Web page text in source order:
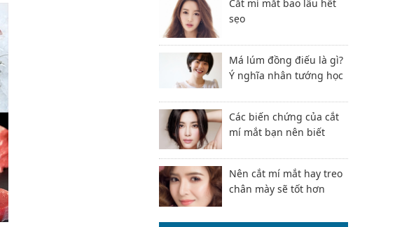
Cắt mí mắt bao lâu hết
sẹo
Má lúm đồng điếu là gì?
Ý nghĩa nhân tướng học
Các biến chứng của cắt
mí mắt bạn nên biết
Nên cắt mí mắt hay treo
chân mày sẽ tốt hơn